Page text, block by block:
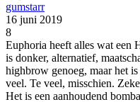
gumstarr
16 juni 2019
8
Euphoria heeft alles wat een
is donker, alternatief,
highbrow genoeg, maar het
veel. Te veel, misschien.
Het is een aanhoudend